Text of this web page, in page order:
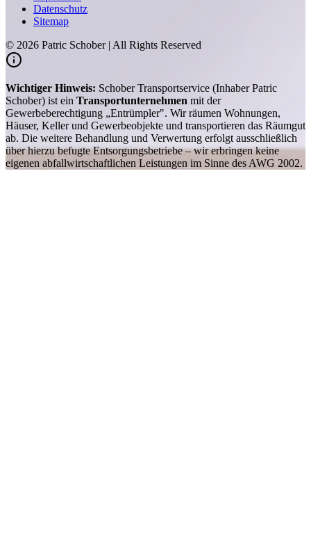
Datenschutz
Sitemap
© 2026 Patric Schober | All Rights Reserved
Wichtiger Hinweis: Schober Transportservice (Inhaber Patric
Schober) ist ein Transportunternehmen mit der
Gewerbeberechtigung „Entrümpler". Wir räumen Wohnungen,
Häuser, Keller und Gewerbeobjekte und transportieren das Räumgut
ab. Die weitere Behandlung und Verwertung erfolgt ausschließlich
über hierzu befugte Entsorgungsbetriebe – wir erbringen keine
eigenen abfallwirtschaftlichen Leistungen im Sinne des AWG 2002.